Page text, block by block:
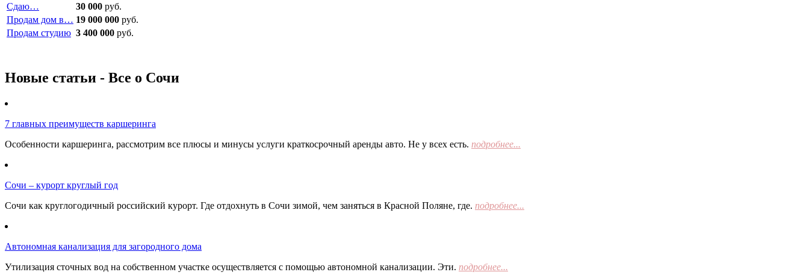
Сдаю…
30 000 руб.
Продам дом в… 19 000 000 руб.
Продам студию 3 400 000 руб.
Новые статьи - Все о Сочи
7 главных преимуществ каршеринга
Особенности каршеринга, рассмотрим все плюсы и минусы услуги краткосрочный аренды авто. Не у всех есть. подробнее...
Сочи – курорт круглый год
Сочи как круглогодичный российский курорт. Где отдохнуть в Сочи зимой, чем заняться в Красной Поляне, где. подробнее...
Автономная канализация для загородного дома
Утилизация сточных вод на собственном участке осуществляется с помощью автономной канализации. Эти. подробнее...